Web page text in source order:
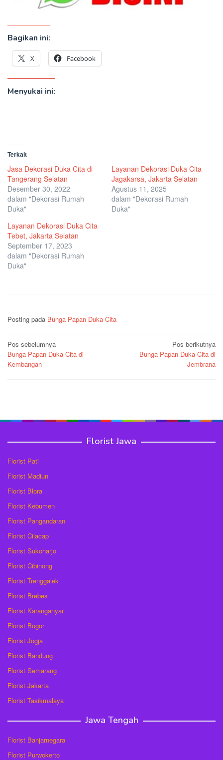
Bagikan ini:
X Facebook
Menyukai ini:
Terkait
Jasa Dekorasi Duka Cita di
Tangerang Selatan
Desember 30, 2022
dalam "Dekorasi Rumah
Duka"
Layanan Dekorasi Duka Cita
Jagakarsa, Jakarta Selatan
Agustus 11, 2025
dalam "Dekorasi Rumah
Duka"
Layanan Dekorasi Duka Cita
Tebet, Jakarta Selatan
September 17, 2023
dalam "Dekorasi Rumah
Duka"
Posting pada Bunga Papan Duka Cita
Navigasi
pos
Pos sebelumnya
Bunga Papan Duka Cita di
Kembangan
Pos berikutnya
Bunga Papan Duka Cita di
Jembrana
Florist Jawa
Florist Pati
Florist Madiun
Florist Blora
Florist Kebumen
Florist Pangandaran
Florist Cilacap
Florist Sukoharjo
Florist Cibinong
Florist Trenggalek
Florist Brebes
Florist Karanganyar
Florist Bogor
Florist Jogja
Florist Bandung
Florist Semarang
Florist Jakarta
Florist Tasikmalaya
Jawa Tengah
Florist Banjarnegara
Florist Purwokerto